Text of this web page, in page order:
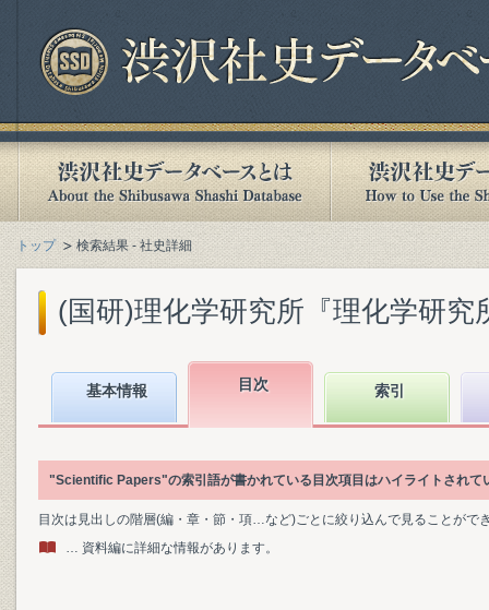
トップ 検索結果 - 社史詳細
(国研)理化学研究所『理化学研
基本情報 目次 索引
"Scientific Papers"の索引語が書かれている目次項目はハイライトされて
目次は見出しの階層(編・章・節・項…など)ごとに絞り込んで見ることがで
… 資料編に詳細な情報があります。